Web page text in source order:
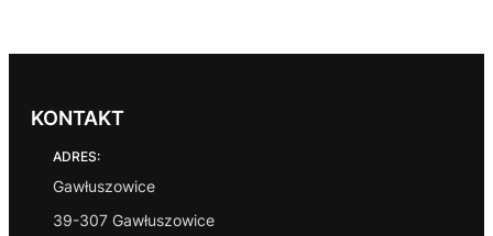
KONTAKT
ADRES:
Gawłuszowice
39-307 Gawłuszowice